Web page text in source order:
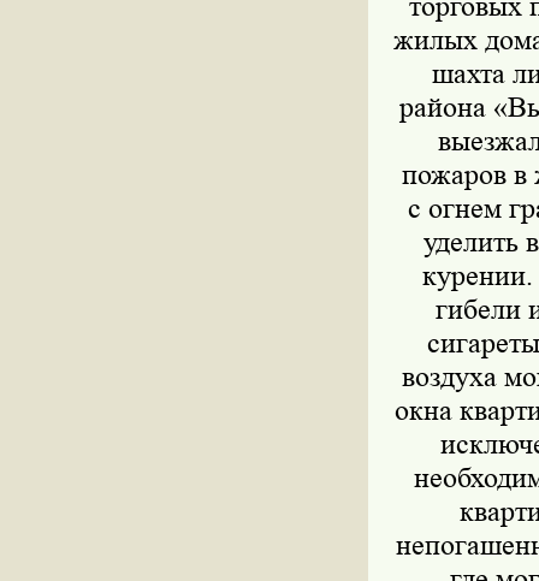
торговых
жилых
шахта
района
пожаров в
с огнем
уделить
курении.
гибели
воздуха
окна